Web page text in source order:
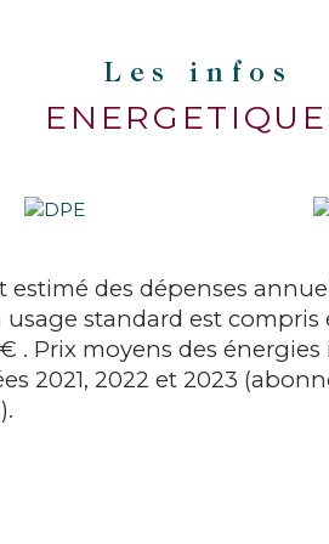
ce bien est exposé
Les infos
estimé des dépenses
standard est compris
. Prix moyens des
2021, 2022 et 2023